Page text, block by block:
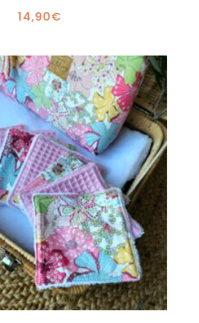
14,90€